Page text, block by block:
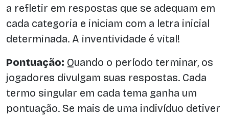
a refletir em respostas que se adequam em
cada categoria e iniciam com a letra inicial
determinada. A inventividade é vital!
Pontuação: Quando o período terminar, os
jogadores divulgam suas respostas. Cada
termo singular em cada tema ganha um
pontuação. Se mais de uma indivíduo detiver